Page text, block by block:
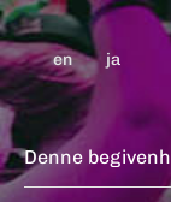
en ja
Denne